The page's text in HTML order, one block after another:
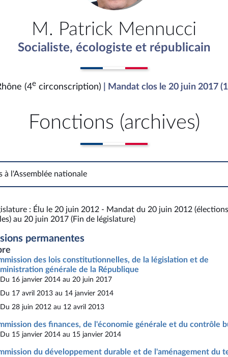
M. Patrick Mennucci
Socialiste, écologiste et républicain
(4e circonscription) | Mandat clos le 20 juin 2017
Fonctions (archives)
à l'Assemblée nationaleFonctions à l'Assemblée nationale
: Élu le 20 juin 2012 - Mandat du 20 juin 2012 (élections
au 20 juin 2017 (Fin de législature)
permanentes
des lois constitutionnelles, de la législation et de
générale de la République
Du 16 janvier 2014 au 20 juin 2017
Du 17 avril 2013 au 14 janvier 2014
Du 28 juin 2012 au 12 avril 2013
des finances, de l'économie générale et du contrôle
Du 15 janvier 2014 au 15 janvier 2014
du développement durable et de l'aménagement du